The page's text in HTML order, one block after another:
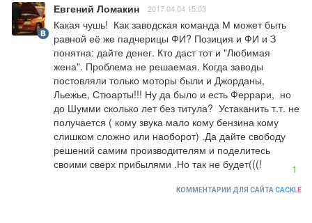
Евгений Ломакин 2017.04.04 15:03
Какая чушь!  Как заводская команда М может быть
равной её же падчерицы ФИ? Позиция и ФИ и З
понятна: дайте денег. Кто даст тот и "Любимая
жена". Проблема не решаемая. Когда заводы
постовляли только моторы были и Джорданы,
Льежье, Стюарты!!! Ну да было и есть Феррари,  но
до Шумми сколько лет без титула?  Устаканить т.т. не
получается ( кому звука мало кому бензина кому
слишком сложно или наоборот) .Да дайте свободу
решений самим производителям и поделитесь
своими сверх прибылями .Но так не будет(((!
1
КОММЕНТАРИИ ДЛЯ САЙТА CACKLE